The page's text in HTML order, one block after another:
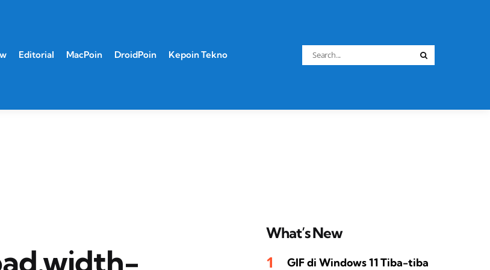
Editorial MacPoin DroidPoin Kepoin Tekno
Search
for:
What’s New
GIF di Windows 11 Tiba-tiba